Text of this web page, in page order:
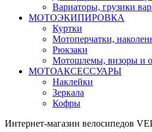
Вариаторы, грузики
МОТОЭКИПИРОВКА
Куртки
Мотоперчатки,
Рюкзаки
Мотошлемы, визоры и
МОТОАКСЕССУАРЫ
Наклейки
Зеркала
Кофры
Интернет-магазин велосипедов